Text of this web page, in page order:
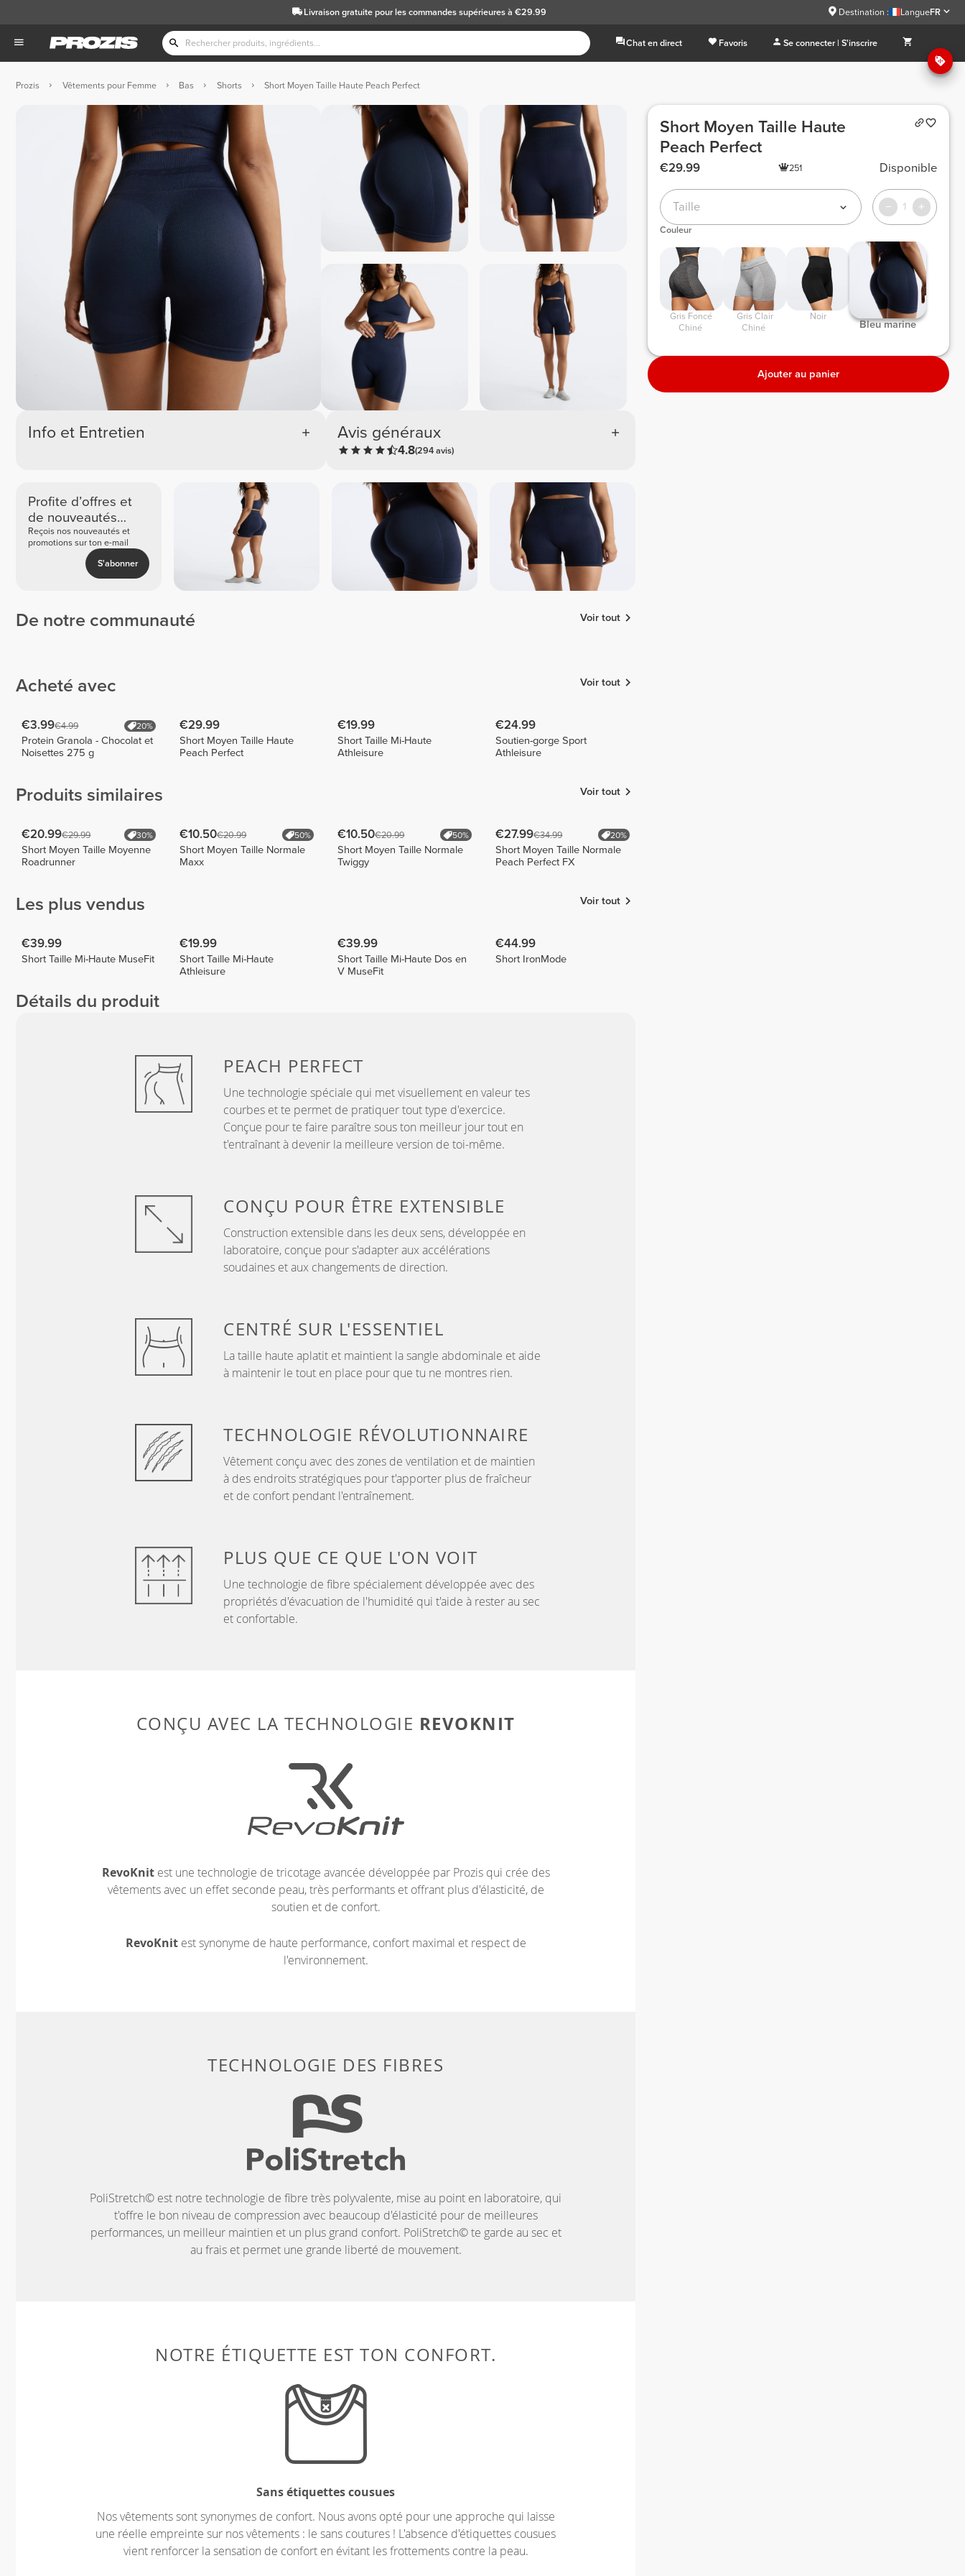
Livraison gratuitepour les commandes supérieures à €29.99 Destination : LangueFR
Chat en direct Favoris Se connecter | S'inscrire
Prozis Vêtements pour Femme Bas Shorts Short Moyen Taille Haute Peach Perfect
Info et Entretien Avis généraux
4.8(294 avis)
Profite d’offres et
de nouveautés
exclusives
Reçois nos nouveautés et
promotions sur ton e-mail
S'abonner
De notre communauté Voir tout
2
Acheté avec Voir tout
€3.99€4.99 20%
Protein Granola - Chocolat et
Noisettes 275 g
€29.99
Short Moyen Taille Haute
Peach Perfect
€19.99
Short Taille Mi-Haute
Athleisure
€24.99
Soutien-gorge Sport
Athleisure
Produits similaires Voir tout
€20.99€29.99 30%
Short Moyen Taille Moyenne
Roadrunner
€10.50€20.99 50%
Short Moyen Taille Normale
Maxx
€10.50€20.99 50%
Short Moyen Taille Normale
Twiggy
€27.99€34.99 20%
Short Moyen Taille Normale
Peach Perfect FX
Les plus vendus Voir tout
€39.99
Short Taille Mi-Haute MuseFit
€19.99
Short Taille Mi-Haute
Athleisure
€39.99
Short Taille Mi-Haute Dos en
V MuseFit
€44.99
Short IronMode
Détails du produit
PEACH PERFECT
Une technologie spéciale qui met visuellement en valeur tes
courbes et te permet de pratiquer tout type d'exercice.
Conçue pour te faire paraître sous ton meilleur jour tout en
t'entraînant à devenir la meilleure version de toi-même.
CONÇU POUR ÊTRE EXTENSIBLE
Construction extensible dans les deux sens, développée en
laboratoire, conçue pour s'adapter aux accélérations
soudaines et aux changements de direction.
CENTRÉ SUR L'ESSENTIEL
La taille haute aplatit et maintient la sangle abdominale et aide
à maintenir le tout en place pour que tu ne montres rien.
TECHNOLOGIE RÉVOLUTIONNAIRE
Vêtement conçu avec des zones de ventilation et de maintien
à des endroits stratégiques pour t'apporter plus de fraîcheur
et de confort pendant l'entraînement.
PLUS QUE CE QUE L'ON VOIT
Une technologie de fibre spécialement développée avec des
propriétés d'évacuation de l'humidité qui t'aide à rester au sec
et confortable.
CONÇU AVEC LA TECHNOLOGIE REVOKNIT
RevoKnitest une technologie de tricotage avancée développée par Prozis qui crée des
vêtements avec un effet seconde peau, très performants et offrant plus d'élasticité, de
soutien et de confort.
RevoKnitest synonyme de haute performance, confort maximal et respect de
l'environnement.
TECHNOLOGIE DES FIBRES
PoliStretch© est notre technologie de fibre très polyvalente, mise au point en laboratoire, qui
t'offre le bon niveau de compression avec beaucoup d'élasticité pour de meilleures
performances, un meilleur maintien et un plus grand confort. PoliStretch© te garde au sec et
au frais et permet une grande liberté de mouvement.
NOTRE ÉTIQUETTE EST TON CONFORT.
Sans étiquettes cousues
Nos vêtements sont synonymes de confort. Nous avons opté pour une approche qui laisse
une réelle empreinte sur nos vêtements : le sans coutures ! L'absence d'étiquettes cousues
vient renforcer la sensation de confort en évitant les frottements contre la peau.
Short Moyen Taille Haute
Peach Perfect
€29.99 251 Disponible
Taille 1
Couleur
Chiné
Chiné
Noir
Bleu marine
Ajouter au panier